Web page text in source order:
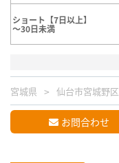
ショート【7日以上】
～30日未満
宮城県 仙台市宮城野区
お問合わせ